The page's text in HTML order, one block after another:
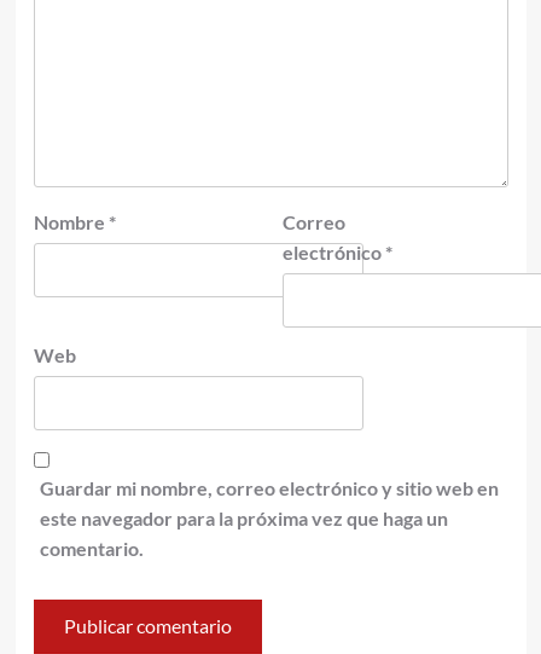
Nombre *
Correo
electrónico *
Web
Guardar mi nombre, correo electrónico y sitio web en
este navegador para la próxima vez que haga un
comentario.